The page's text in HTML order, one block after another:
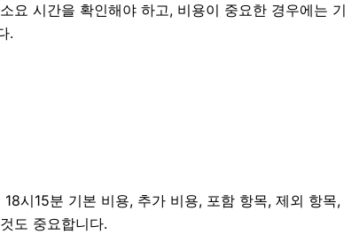
요 시간을 확인해야 하고, 비용이 중요한 경우에는 기
.
시15분 기본 비용, 추가 비용, 포함 항목, 제외 항목,
도 중요합니다.